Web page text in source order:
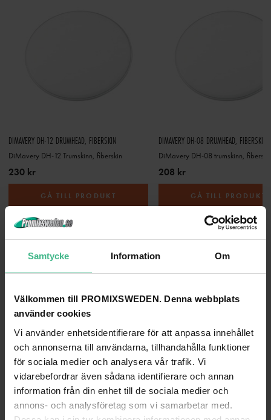
Samtycke Information Om
Välkommen till PROMIXSWEDEN. Denna webbplats
använder cookies
Vi använder enhetsidentifierare för att anpassa innehållet
och annonserna till användarna, tillhandahålla funktioner
för sociala medier och analysera vår trafik. Vi
vidarebefordrar även sådana identifierare och annan
information från din enhet till de sociala medier och
annons- och analysföretag som vi samarbetar med.
DIMAVERY DH-12 DRUMHEAD, FIBERSKIN
DiMavery DH-12 Trumskinn, fiberskin
230 kr
GÅ TILL PRODUKT
DIMAVERY DH-08 DRUMHEAD, FIBERSKIN
DiMavery DH-08 trumskinn,
208 kr
GÅ TILL PRODUKT
ANDRA KUNDER KÖPTE OCKSÅ
RADIUM/OSRAM P2-20/R7S 119MM